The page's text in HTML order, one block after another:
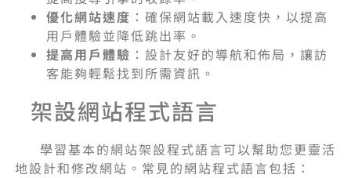
優化網站速度 ：確保網站載入速度快，以提高
用戶體驗並降低跳出率。
提高用戶體驗 ：設計友好的導航和佈局，讓訪
客能夠輕鬆找到所需資訊。
架設網站程式語言
學習基本的網站架設程式語言可以幫助您更靈活
地設計和修改網站。常見的網站程式語言包括：